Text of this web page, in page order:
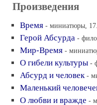
Произведения
Время - миниатюры,
Герой Абсурда -
Мир-Время -
О гибели культуры -
Абсурд и человек -
Маленький
О любви и вражде -